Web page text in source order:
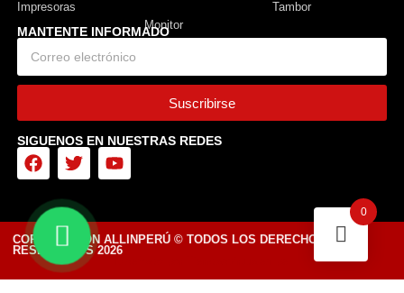
Impresoras
Tambor
MANTENTE INFORMADO
Suscribirse
SIGUENOS EN NUESTRAS REDES
CORPORACIÓN ALLINPERÚ © TODOS LOS DERECHOS
RESERVADOS 2026
0